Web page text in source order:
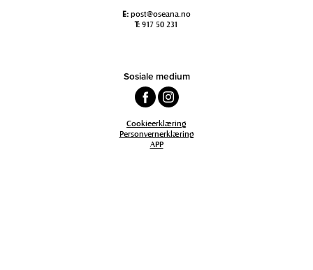
E: post@oseana.no
T: 917 50 231
Sosiale medium
Cookieerklæring
Personvernerklæring
APP